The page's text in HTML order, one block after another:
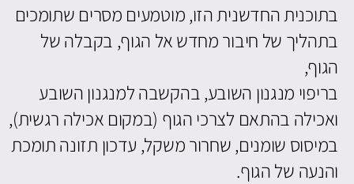
בתוכנית החדשנית הזו, מוטמעים מסרים שתומכים
בתהליך של חיבור מחדש אל הגוף, בקבלה של
הגוף,
בריפוי מנגנון השובע, בהקשבה למנגנון השובע
ואכילה בהתאם לצרכי הגוף (במקום אכילה רגשית),
במיסוס שומנים, שחרור משקל, עדכון תזונה תומכת
והנעה של הגוף.